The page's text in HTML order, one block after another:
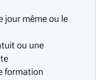
jour même ou le
ou une
formation